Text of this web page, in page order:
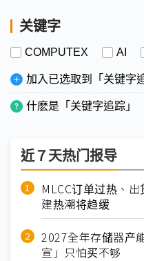
关键字
COMPUTEX AI
加入已选取到「关键字
什麽是「关键字追踪」
近７天热门报导
MLCC订单过热、
建热潮将趋缓
2027全年存储器产
宣」只怕买不够